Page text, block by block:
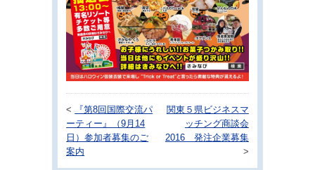
<
『第8回国際交流パ
ーティー』（9月14
日）参加者募集のご
案内
関東５県ビジネスマ
ッチング商談会
2016 発注企業募集
>